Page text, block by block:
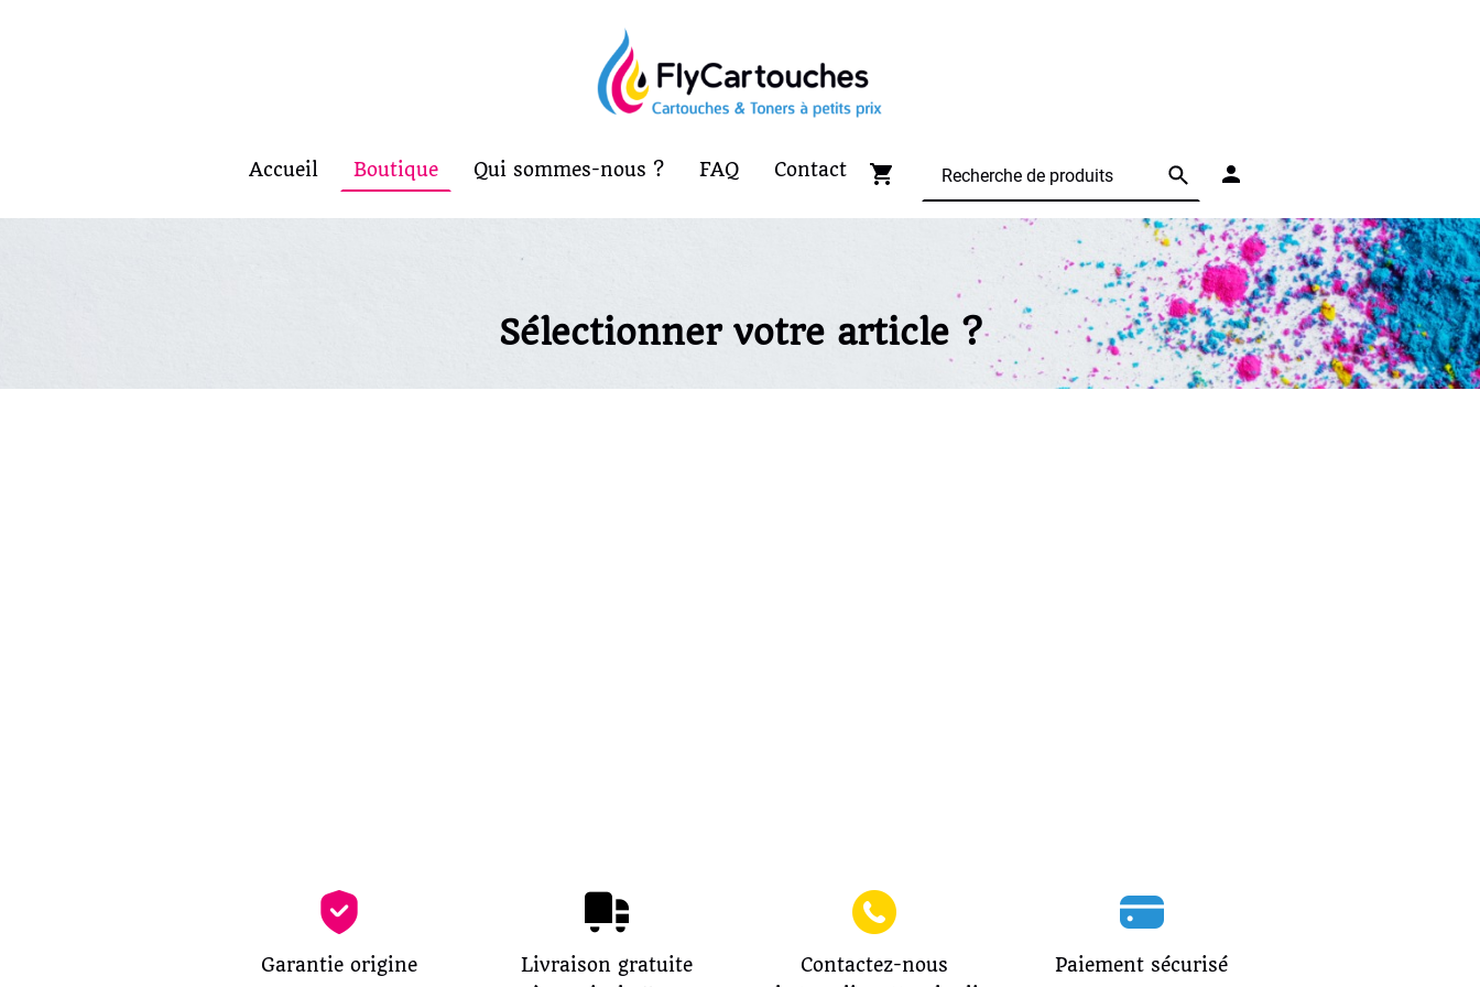
Accueil Boutique Qui sommes-nous ? FAQ Contact
Sélectionner votre article ?
Garantie origine
Livraison gratuite
Paiement sécurisé
Contactez-nous